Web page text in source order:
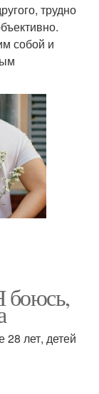
трудно
собой и
боюсь,
28 лет, детей